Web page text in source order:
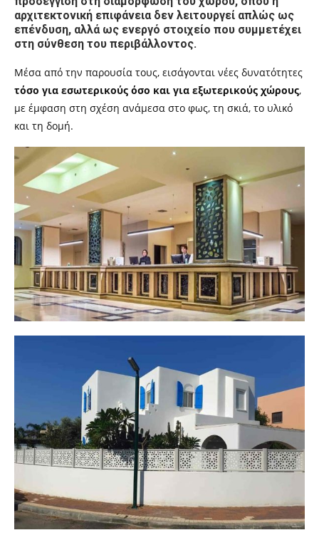
αρχιτεκτονική επιφάνεια δεν λειτουργεί απλώς ως
επένδυση, αλλά ως ενεργό στοιχείο που συμμετέχει
στη σύνθεση του περιβάλλοντος.
Μέσα από την παρουσία τους, εισάγονται νέες δυνατότητες
τόσο για εσωτερικούς όσο και για εξωτερικούς χώρους,
με έμφαση στη σχέση ανάμεσα στο φως, τη σκιά, το υλικό
και τη δομή.